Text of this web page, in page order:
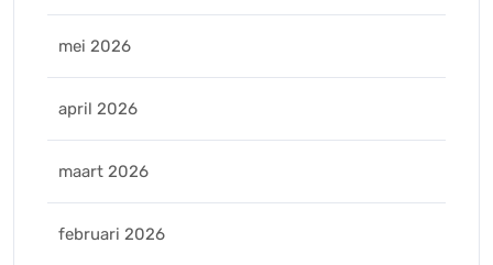
mei 2026
april 2026
maart 2026
februari 2026